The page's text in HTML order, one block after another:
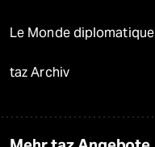
Le Monde diplomatique
taz Archiv